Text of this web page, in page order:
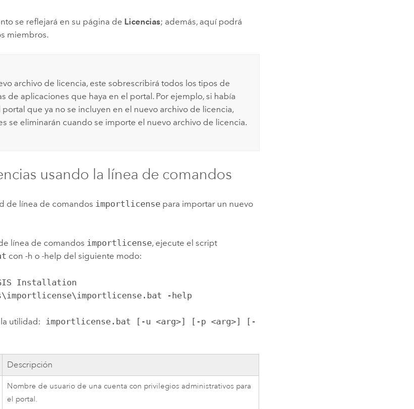
se reflejará en su página de Licencias; además, aquí podrá
miembros.
archivo de licencia, este sobrescribirá todos los tipos de
de aplicaciones que haya en el portal. Por ejemplo, si había
que ya no se incluyen en el nuevo archivo de licencia,
se eliminarán cuando se importe el nuevo archivo de licencia.
usando la línea de comandos
de línea de comandos importlicense para importar un nuevo
línea de comandos importlicense, ejecute el script
con -h o -help del siguiente modo:
Installation
-help
utilidad: importlicense.bat [-u <arg>] [-p <arg>] [-
Descripción
Nombre de usuario de una cuenta con privilegios administrativos para
el portal.